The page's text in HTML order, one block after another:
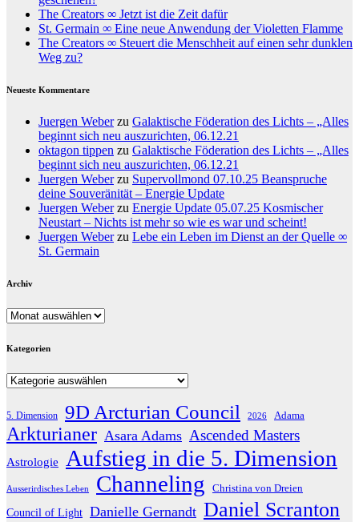
The Creators ∞ Jetzt ist die Zeit dafür
St. Germain ∞ Eine neue Anwendung der Violetten Flamme
The Creators ∞ Steuert die Menschheit auf einen sehr dunklen
Weg zu?
Neueste Kommentare
Juergen Weberzu Galaktische Föderation des Lichts – „Alles
beginnt sich neu auszurichten, 06.12.21
oktagon tippen zu Galaktische Föderation des Lichts – „Alles
beginnt sich neu auszurichten, 06.12.21
Juergen Weberzu Supervollmond 07.10.25 Beanspruche
deine Souveränität – Energie Update
Juergen Weberzu Energie Update 05.07.25 Kosmischer
Neustart – Nichts ist mehr so wie es war und scheint!
Juergen Weberzu Lebe ein Leben im Dienst an der Quelle ∞
St. Germain
Archiv
Archiv
Kategorien
Kategorien
5. Dimension 9D Arcturian Council 2026 Adama
Arkturianer Asara Adams Ascended Masters
Astrologie Aufstieg in die 5. Dimension
Ausserirdisches Leben Channeling Christina von Dreien
Council of Light Danielle Gernandt Daniel Scranton